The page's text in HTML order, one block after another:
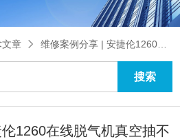
文章 维修案例分享 | 安捷伦1260在线脱气机真空抽不上去？
1260在线脱气机真空抽不